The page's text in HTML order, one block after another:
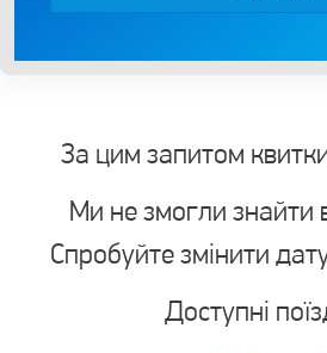
За цим запитом
Ми не змогли знайти
Спробуйте змінити
Доступні